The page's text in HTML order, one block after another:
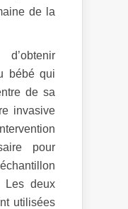
de la
bébé qui
de sa
invasive
pour
Les deux
utilisées